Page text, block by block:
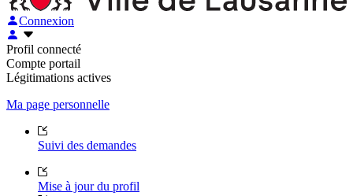
Connexion
Profil connecté
Compte portail
Légitimations actives
Ma page personnelle
Suivi des demandes
Mise à jour du profil